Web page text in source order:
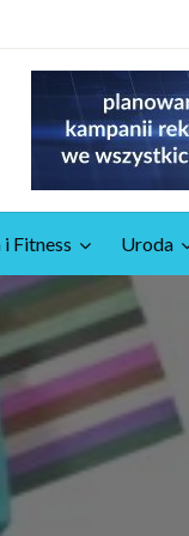
Fitness Uroda